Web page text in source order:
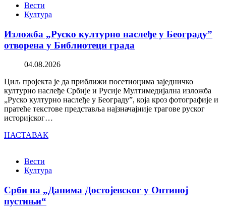
Вести
Култура
Изложба „Руско културно наслеђе у Београду”
отворена у Библиотеци града
04.08.2026
Циљ пројекта је да приближи посетиоцима заједничко
културно наслеђе Србије и Русије Мултимедијална изложба
„Руско културно наслеђе у Београду”, која кроз фотографије и
пратеће текстове представља најзначајније трагове руског
историјског…
НАСТАВАК
Вести
Култура
Срби на „Данима Достојевског у Оптиној
пустињи“